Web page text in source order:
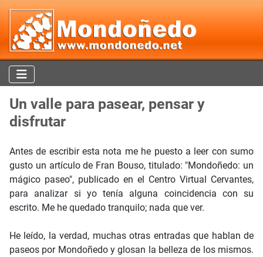
Un valle para pasear, pensar y
disfrutar
Antes de escribir esta nota me he puesto a leer con sumo
gusto un artículo de Fran Bouso, titulado: "Mondoñedo: un
mágico paseo", publicado en el Centro Virtual Cervantes,
para analizar si yo tenía alguna coincidencia con su
escrito. Me he quedado tranquilo; nada que ver.
He leído, la verdad, muchas otras entradas que hablan de
paseos por Mondoñedo y glosan la belleza de los mismos.